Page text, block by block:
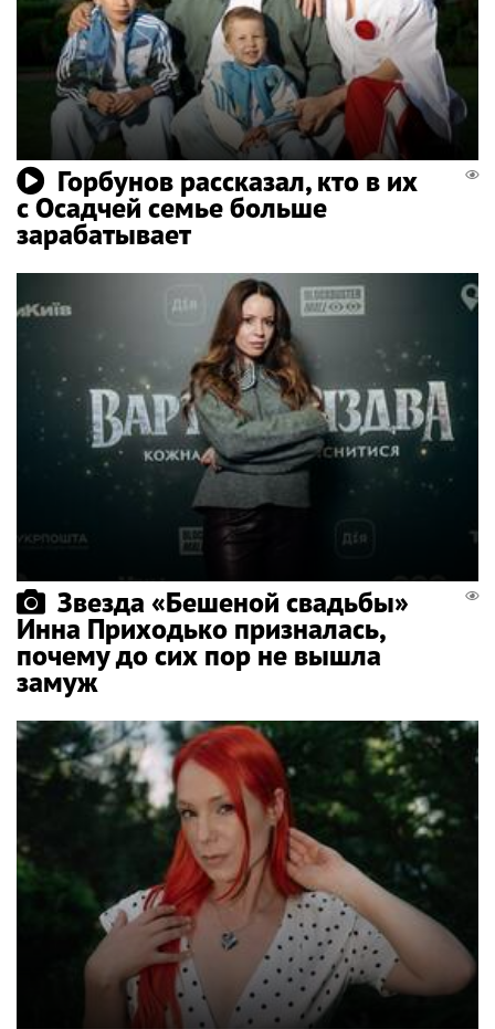
Горбунов рассказал, кто в их
с Осадчей семье больше
зарабатывает
Звезда «Бешеной свадьбы»
Инна Приходько призналась,
почему до сих пор не вышла
замуж